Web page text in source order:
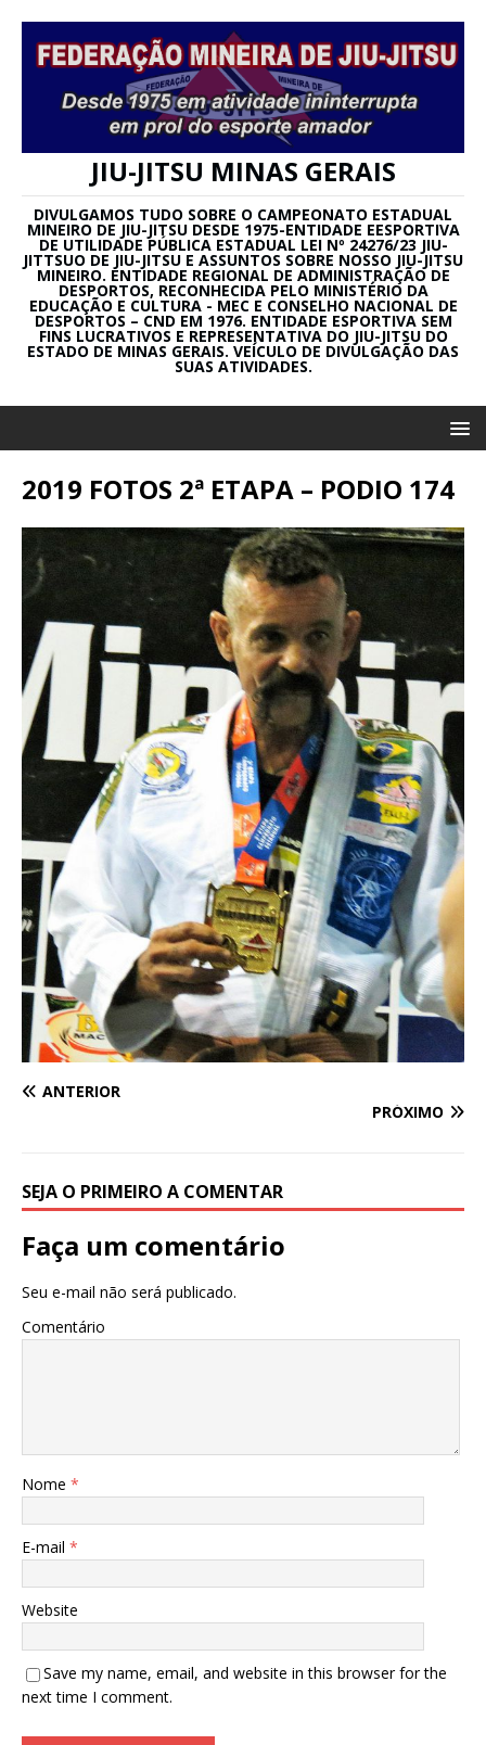
JIU-JITSU MINAS GERAIS
DIVULGAMOS TUDO SOBRE O CAMPEONATO ESTADUAL
MINEIRO DE JIU-JITSU DESDE 1975-ENTIDADE EESPORTIVA
DE UTILIDADE PÚBLICA ESTADUAL LEI Nº 24276/23 JIU-
JITTSUO DE JIU-JITSU E ASSUNTOS SOBRE NOSSO JIU-JITSU
MINEIRO. ENTIDADE REGIONAL DE ADMINISTRAÇÃO DE
DESPORTOS, RECONHECIDA PELO MINISTÉRIO DA
EDUCAÇÃO E CULTURA - MEC E CONSELHO NACIONAL DE
DESPORTOS – CND EM 1976. ENTIDADE ESPORTIVA SEM
FINS LUCRATIVOS E REPRESENTATIVA DO JIU-JITSU DO
ESTADO DE MINAS GERAIS. VEÍCULO DE DIVULGAÇÃO DAS
SUAS ATIVIDADES.
2019 FOTOS 2ª ETAPA – PODIO 174
ANTERIOR
PRÓXIMO
SEJA O PRIMEIRO A COMENTAR
Faça um comentário
Seu e-mail não será publicado.
Comentário
Nome *
E-mail *
Website
Save my name, email, and website in this browser for the
next time I comment.